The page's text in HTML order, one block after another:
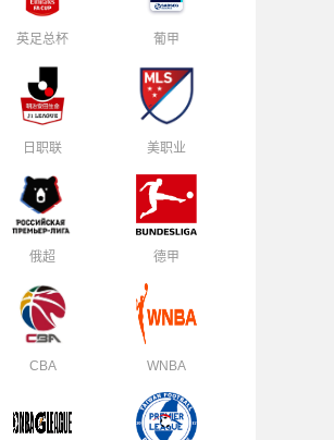
英足总杯 葡甲
日职联 美职业
俄超 德甲
CBA WNBA